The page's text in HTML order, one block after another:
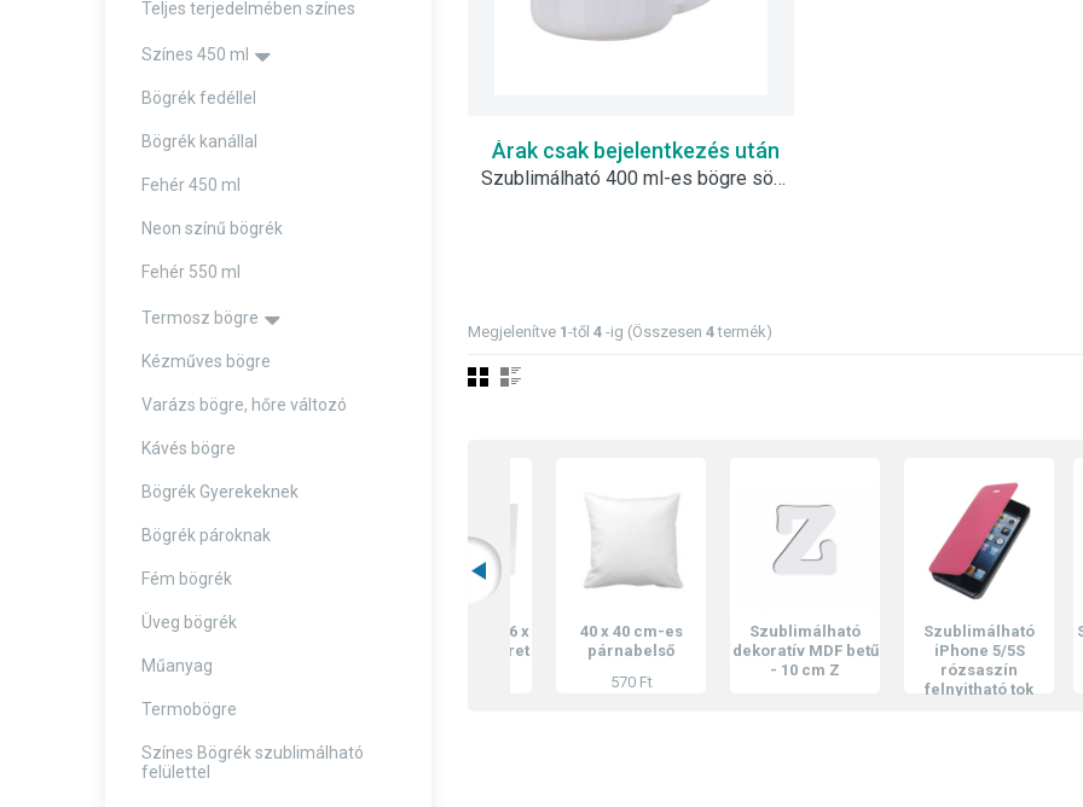
Árak csak bejelentkezés után
Szublimálható 400 ml-es bögre sötétkék belső résszel
Megjelenítve 1-től 4 -ig (Összesen 4termék)
40 x 40 cm-es
párnabelső
Szublimálható
dekoratív MDF betű
- 10 cm Z
Szublimálható
iPhone 5/5S
rózsaszín
felnyitható tok
20
Teljes terjedelmében színes
Színes 450 ml
Bögrék fedéllel
Bögrék kanállal
Fehér 450 ml
Neon színű bögrék
Fehér 550 ml
Termosz bögre
Kézműves bögre
Varázs bögre, hőre változó
Kávés bögre
Bögrék Gyerekeknek
Bögrék pároknak
Fém bögrék
Üveg bögrék
Műanyag
Termobögre
Színes Bögrék szublimálható
felülettel